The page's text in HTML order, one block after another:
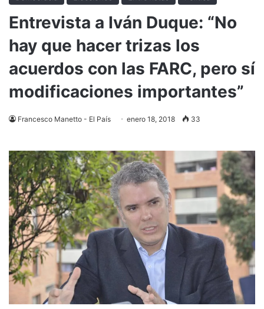
Entrevista a Iván Duque: “No
hay que hacer trizas los
acuerdos con las FARC, pero sí
modificaciones importantes”
Francesco Manetto - El País enero 18, 2018 33